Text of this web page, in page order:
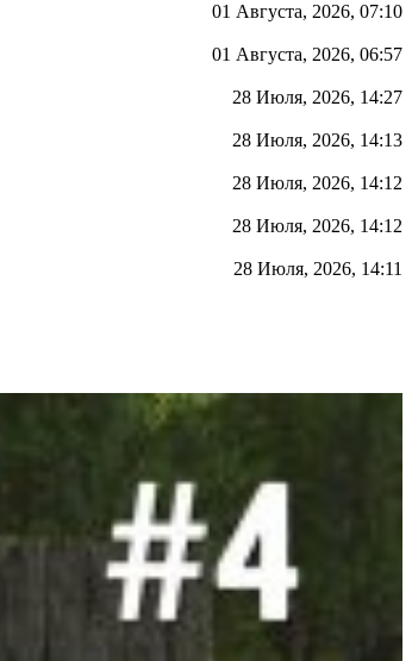
01 Августа, 2026, 07:10
01 Августа, 2026, 06:57
28 Июля, 2026, 14:27
28 Июля, 2026, 14:13
28 Июля, 2026, 14:12
28 Июля, 2026, 14:12
28 Июля, 2026, 14:11